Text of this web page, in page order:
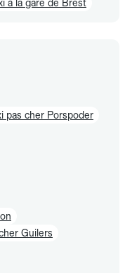
à la gare de Brest
pas cher Porspoder
Guilers